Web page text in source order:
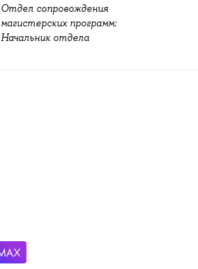
Отдел сопровождения
магистерских программ:
Начальник отдела